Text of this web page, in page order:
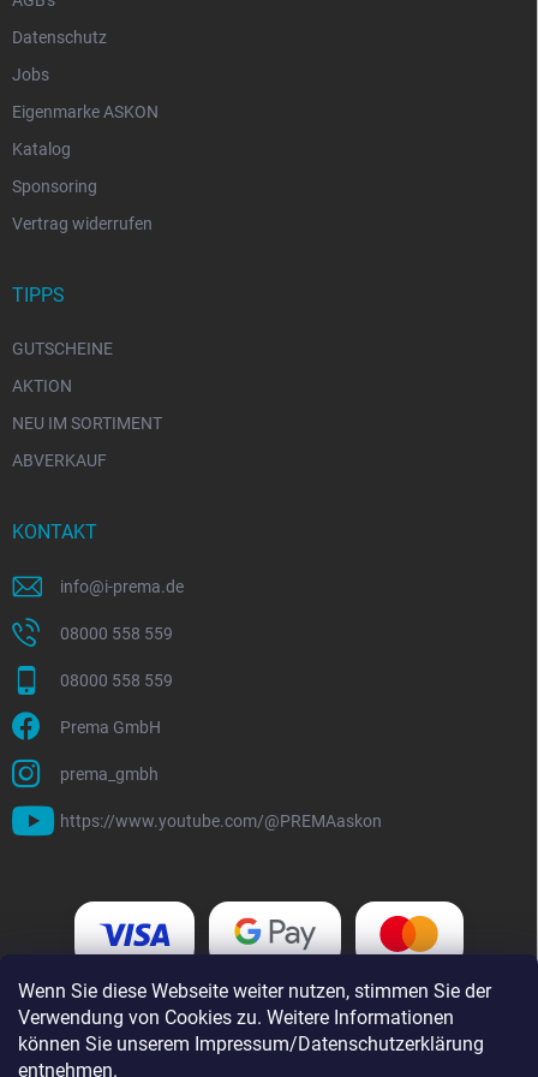
Wenn Sie diese Webseite weiter nutzen, stimmen Sie der
Verwendung von Cookies zu. Weitere Informationen
können Sie unserem Impressum/Datenschutzerklärung
entnehmen.
Datenschutz
Jobs
Eigenmarke ASKON
Katalog
Sponsoring
Vertrag widerrufen
TIPPS
GUTSCHEINE
AKTION
NEU IM SORTIMENT
ABVERKAUF
KONTAKT
info@i-prema.de
08000 558 559
08000 558 559
Prema GmbH
prema_gmbh
https://www.youtube.com/@PREMAaskon